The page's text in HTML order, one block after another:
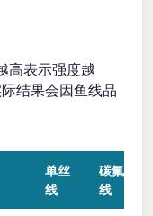
高表示强度越
结果会因鱼线品
单丝
线
碳氟
线